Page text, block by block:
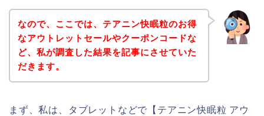
なので、ここでは、テアニン快眠粒のお得
なアウトレットセールやクーポンコードな
ど、私が調査した結果を記事にさせていた
だきます。
まず、私は、タブレットなどで【テアニン快眠粒 アウ